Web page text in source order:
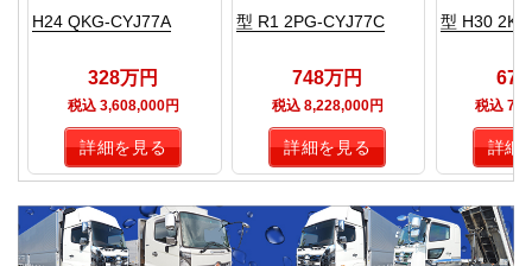
H24 QKG-CYJ77A
328万円
税込 3,608,000円
詳細を見る
型 R1 2PG-CYJ77C
748万円
税込 8,228,000円
詳細を見る
型 H30
678
税込
詳細